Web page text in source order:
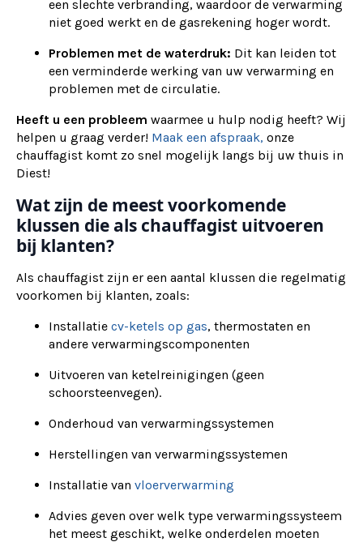
een slechte verbranding, waardoor de verwarming
niet goed werkt en de gasrekening hoger wordt.
Problemen met de waterdruk: Dit kan leiden tot
een verminderde werking van uw verwarming en
problemen met de circulatie.
Heeft u een probleem waarmee u hulp nodig heeft? Wij
helpen u graag verder! Maak een afspraak, onze
chauffagist komt zo snel mogelijk langs bij uw thuis in
Diest!
Wat zijn de meest voorkomende
klussen die als chauffagist uitvoeren
bij klanten?
Als chauffagist zijn er een aantal klussen die regelmatig
voorkomen bij klanten, zoals:
Installatie cv-ketels op gas, thermostaten en
andere verwarmingscomponenten
Uitvoeren van ketelreinigingen (geen
schoorsteenvegen).
Onderhoud van verwarmingssystemen
Herstellingen van verwarmingssystemen
Installatie van vloerverwarming
Advies geven over welk type verwarmingssysteem
het meest geschikt, welke onderdelen moeten